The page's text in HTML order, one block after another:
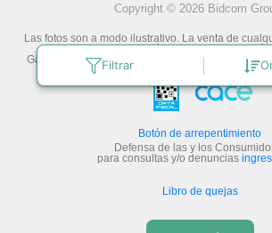
Filtrar
Copyright © 2026 Bidcom
Las fotos son a modo ilustrativo. La venta de
publicados está sujeta a la
Gadnic Tecnología novedosa.
Última actualización:
Botón de arrepentimiento
Defensa de las y los
para consultas y/o denuncias
Libro de quejas